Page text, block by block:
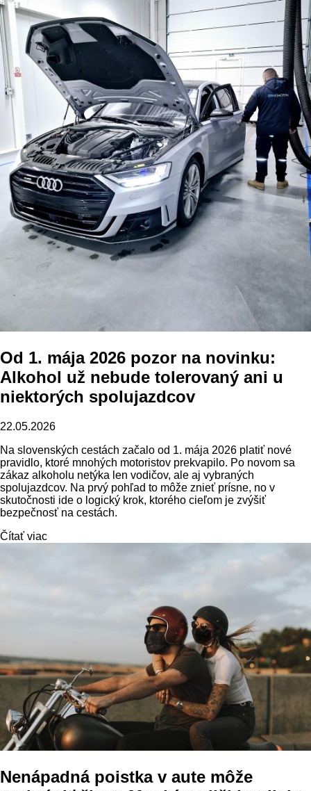
Od 1. mája 2026 pozor na novinku:
Alkohol už nebude tolerovaný ani u
niektorých spolujazdcov
22.05.2026
Na slovenských cestách začalo od 1. mája 2026 platiť nové
pravidlo, ktoré mnohých motoristov prekvapilo. Po novom sa
zákaz alkoholu netýka len vodičov, ale aj vybraných
spolujazdcov. Na prvý pohľad to môže znieť prísne, no v
skutočnosti ide o logický krok, ktorého cieľom je zvýšiť
bezpečnosť na cestách.
Čítať viac
Nenápadná poistka v aute môže